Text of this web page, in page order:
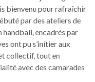
bienvenu pour rafraîchir
par des ateliers de
encadrés par
ont pu s’initier aux
collectif, tout en
avec des camarades